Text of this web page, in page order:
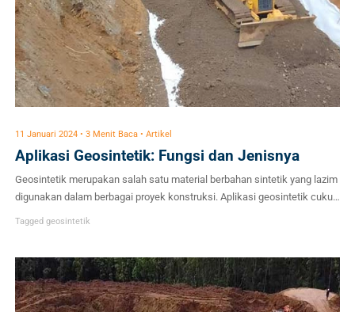
11 Januari 2024 • 3 Menit Baca • Artikel
Aplikasi Geosintetik: Fungsi dan Jenisnya
Geosintetik merupakan salah satu material berbahan sintetik yang lazim
digunakan dalam berbagai proyek konstruksi. Aplikasi geosintetik cukup
inovasi di bidang teknologi yang secara khusus dikembangkan untuk
mengatasi masalah konstruksi, terutama yang berkaitan […]
Tagged geosintetik